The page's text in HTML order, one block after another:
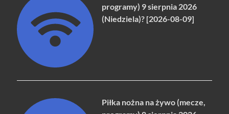
programy) 9 sierpnia 2026
(Niedziela)? [2026-08-09]
Piłka nożna na żywo (mecze,